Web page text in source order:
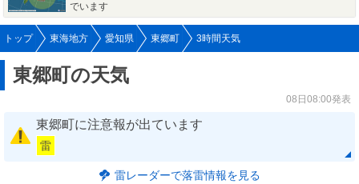
でいます
トップ 東海地方 愛知県 東郷町 3時間天気
東郷町の天気
08日08:00発表
東郷町に注意報が出ています
雷
雷レーダーで落雷情報を見る